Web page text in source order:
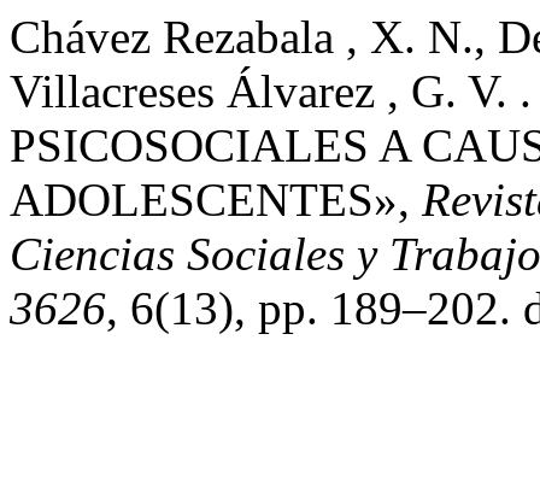
Chávez Rezabala , X. N.,
Villacreses Álvarez , G. V.
PSICOSOCIALES A
ADOLESCENTES»,
Ciencias Sociales y
3626, 6(13), pp. 189–202.